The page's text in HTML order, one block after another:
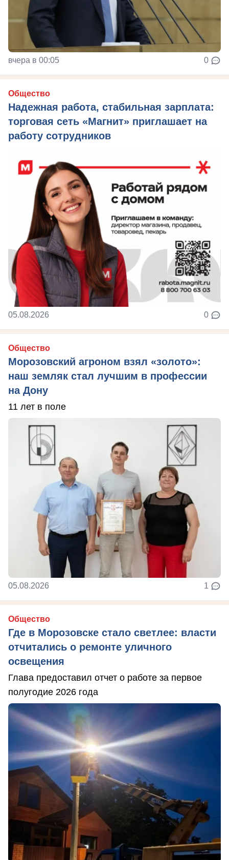
вчера в 00:05 0
Общество
Надежная работа, стабильная зарплата:
торговая сеть «Магнит» приглашает на
работу сотрудников
05.08.2026 0
Общество
Морозовский агроном взял «золото»:
наш земляк стал лучшим в профессии
на Дону
11 лет в поле
05.08.2026 1
Общество
Где в Морозовске стало светлее: власти
отчитались о ремонте уличного
освещения
Глава предоставил отчет о работе за первое
полугодие 2026 года